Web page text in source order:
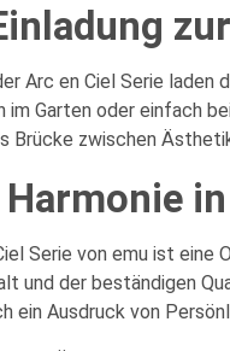
Arc en Ciel Serie laden
im Garten oder einfach
Brücke zwischen
Harmonie
Serie von emu ist
und der beständigen
ein Ausdruck von